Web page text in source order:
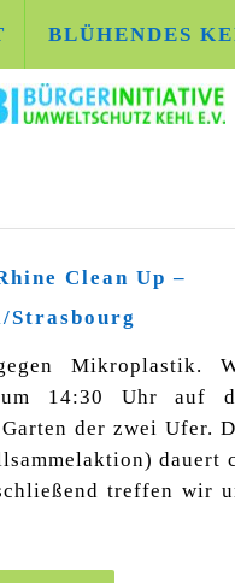
BLÜHENDES
Clean Up –
Strasbourg
Up
–
Jugend
Kehl/
Mikroplastik.
14:30 Uhr auf
der zwei Ufer.
dauert
treffen wir